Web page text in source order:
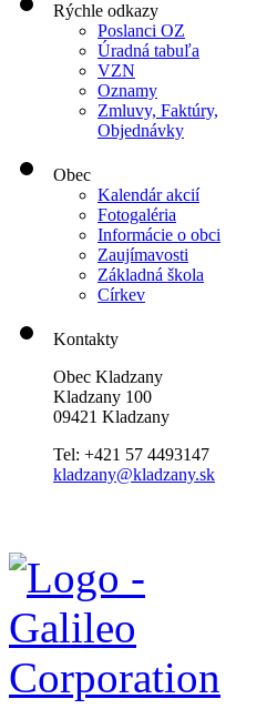
Rýchle odkazy
Poslanci OZ
Úradná tabuľa
VZN
Oznamy
Zmluvy, Faktúry,
Objednávky
Obec
Kalendár akcií
Fotogaléria
Informácie o obci
Zaujímavosti
Základná škola
Církev
Kontakty
Obec Kladzany
Kladzany 100
09421 Kladzany
Tel: +421 57 4493147
kladzany@kladzany.sk